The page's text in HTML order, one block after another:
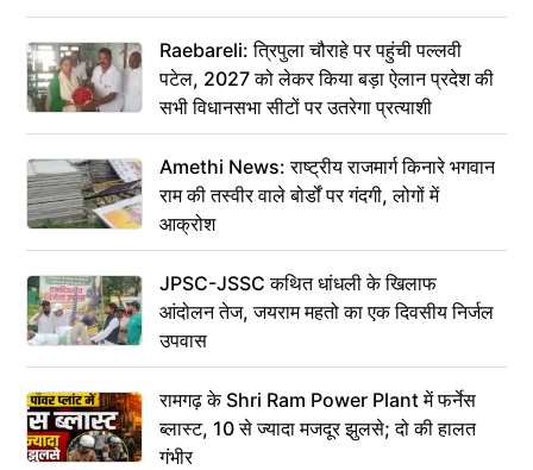
Raebareli: त्रिपुला चौराहे पर पहुंची पल्लवी
पटेल, 2027 को लेकर किया बड़ा ऐलान प्रदेश की
सभी विधानसभा सीटों पर उतरेगा प्रत्याशी
Amethi News: राष्ट्रीय राजमार्ग किनारे भगवान
राम की तस्वीर वाले बोर्डों पर गंदगी, लोगों में
आक्रोश
JPSC-JSSC कथित धांधली के खिलाफ
आंदोलन तेज, जयराम महतो का एक दिवसीय निर्जल
उपवास
रामगढ़ के Shri Ram Power Plant में फर्नेस
ब्लास्ट, 10 से ज्यादा मजदूर झुलसे; दो की हालत
गंभीर